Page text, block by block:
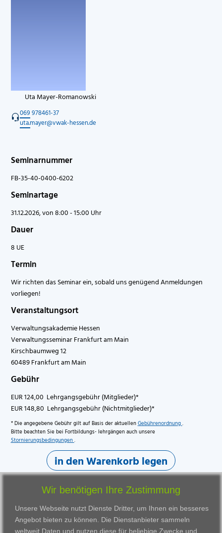
Uta Mayer-Romanowski
069 978461-37
uta.mayer@vwak-hessen.de
Seminarnummer
FB-35-40-0400-6202
Seminartage
31.12.2026, von 8:00 - 15:00 Uhr
Dauer
8 UE
Termin
Wir richten das Seminar ein, sobald uns genügend Anmeldungen
vorliegen!
Veranstaltungsort
Verwaltungsakademie Hessen
Verwaltungsseminar Frankfurt am Main
Kirschbaumweg 12
60489 Frankfurt am Main
Gebühr
EUR 124,00 Lehrgangsgebühr (Mitglieder)*
EUR 148,80 Lehrgangsgebühr (Nichtmitglieder)*
* Die angegebene Gebühr gilt auf Basis der aktuellenGebührenordnung.
Bitte beachten Sie bei Fortbildungs- lehrgängen auch unsere
Stornierungsbedingungen.
in den Warenkorb legen
Wir benötigen Ihre Zustimmung
Unsere Webseite nutzt Dienste Dritter, um Ihnen ein besseres
Angebot bieten zu können. Die Dienstanbieter sammeln
weltweit Daten und nutzen diese für beliebige Zwecke und